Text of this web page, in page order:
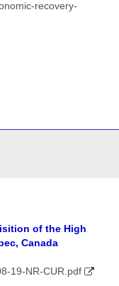
recovery-
of the High
Canada
19-NR-CUR.pdf